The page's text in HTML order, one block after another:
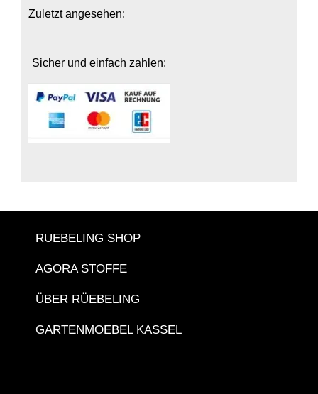
Zuletzt angesehen:
Sicher und einfach zahlen:
RUEBELING SHOP
AGORA STOFFE
ÜBER RÜEBELING
GARTENMOEBEL KASSEL